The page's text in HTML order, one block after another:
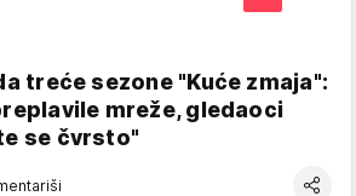
treće sezone "Kuće zmaja":
mreže, gledaoci
se čvrsto"